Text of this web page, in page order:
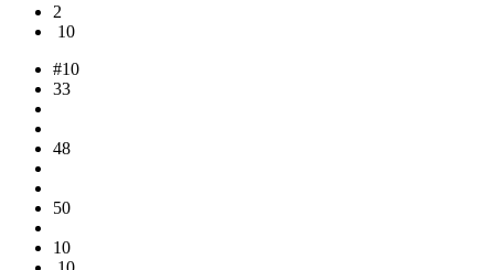
2
10
#10
33
48
50
10